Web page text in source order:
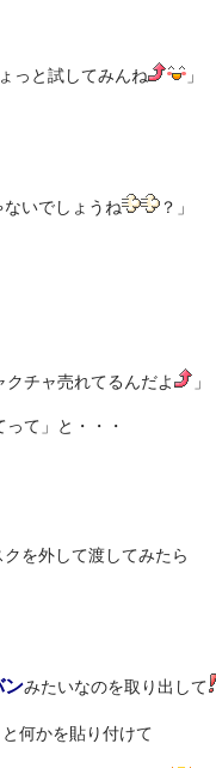
っと試してみんね 」
ないでしょうね ？」
クチャ売れてるんだよ 」
て」と・・・
を外して渡してみたら
ンみたいなのを取り出して
かを貼り付けて